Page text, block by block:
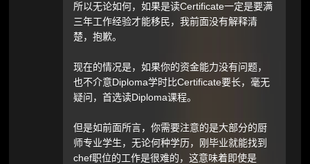
所以无论如何，如果是读Certificate一定是要满
三年工作经验才能移民，我前面没有解释清
楚，抱歉。
现在的情况是，如果你的资金能力没有问题，
也不介意Diploma学时比Certificate要长，毫无
疑问，首选读Diploma课程。
但是如前面所言，你需要注意的是大部分的厨
师专业学生，无论何种学历，刚毕业就能找到
chef职位的工作是很难的，这意味着即使是